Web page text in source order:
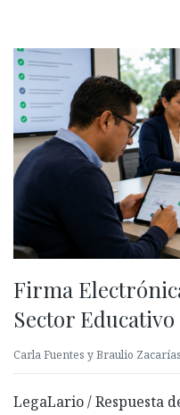
Firma
Sector Educativo
Carla Fuentes y Braulio Zacarías
LegaLario / Respuesta